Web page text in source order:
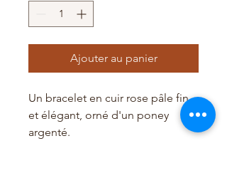
Ajouter au panier
Un bracelet en cuir rose pâle fin
et élégant, orné d'un poney
argenté.